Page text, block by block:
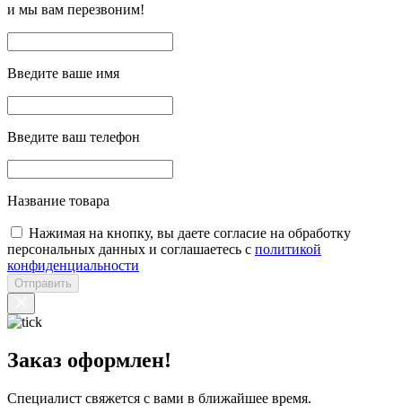
и мы вам перезвоним!
Введите ваше имя
Введите ваш телефон
Название товара
Нажимая на кнопку, вы даете согласие на обработку
персональных данных и соглашаетесь с политикой
конфиденциальности
Отправить
Заказ оформлен!
Специалист свяжется с вами в ближайшее время.